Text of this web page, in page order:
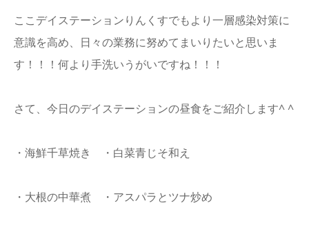
ここデイステーションりんくすでもより一層感染対策に
意識を高め、日々の業務に努めてまいりたいと思いま
す！！！何より手洗いうがいですね！！！
さて、今日のデイステーションの昼食をご紹介します^ ^
・海鮮千草焼き ・白菜青じそ和え
・大根の中華煮 ・アスパラとツナ炒め